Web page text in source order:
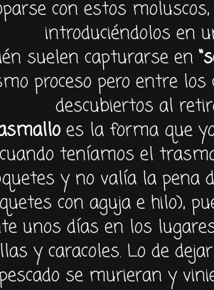
con estos
introduciéndolos en
suelen capturarse en
proceso pero entre los
descubiertos al
es la forma que
teníamos el
y no valía la pena
con aguja e hilo),
unos días en los
y caracoles. Lo de
se murieran y